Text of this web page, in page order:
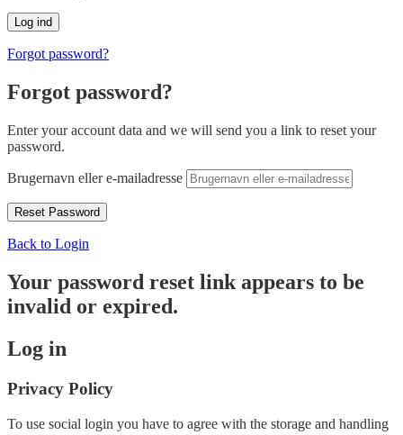
Forgot password?
Forgot password?
Enter your account data and we will send you a link to reset your
password.
Brugernavn eller e-mailadresse
Back to Login
Your password reset link appears to be
invalid or expired.
Log in
Privacy Policy
To use social login you have to agree with the storage and handling